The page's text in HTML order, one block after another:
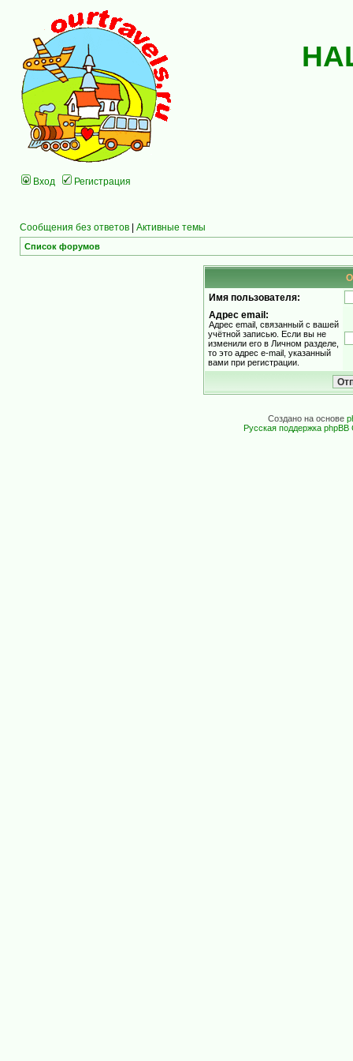
Вход Регистрация
Сообщения без ответов | Активные темы
Список форумов
Имя пользователя:
Адрес email:
Адрес email, связанный с вашей
учётной записью. Если вы не
изменили его в Личном разделе,
то это адрес e-mail, указанный
вами при регистрации.
Создано на основе
Русская поддержка phpBB